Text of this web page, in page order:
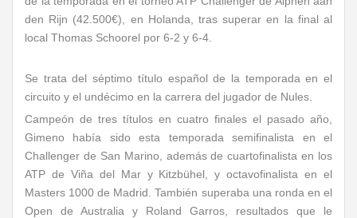
den Rijn (42.500€), en Holanda, tras superar en la final al
local Thomas Schoorel por 6-2 y 6-4.
Se trata del séptimo título español de la temporada en el
circuito y el undécimo en la carrera del jugador de Nules.
Campeón de tres títulos en cuatro finales el pasado año,
Gimeno había sido esta temporada semifinalista en el
Challenger de San Marino, además de cuartofinalista en los
ATP de Viña del Mar y Kitzbühel, y octavofinalista en el
Masters 1000 de Madrid. También superaba una ronda en el
Open de Australia y Roland Garros, resultados que le